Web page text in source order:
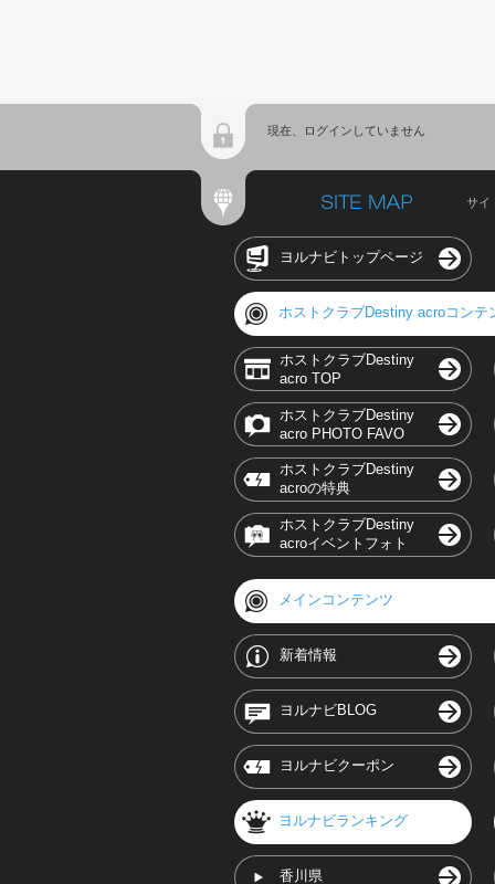
現在、ログインしていません
サイ
ヨルナビトップページ
ホストクラブDestiny acroコンテ
ホストクラブDestiny
acro TOP
ホストクラブDestiny
acro PHOTO FAVO
ホストクラブDestiny
acroの特典
ホストクラブDestiny
acroイベントフォト
メインコンテンツ
新着情報
ヨルナビBLOG
ヨルナビクーポン
ヨルナビランキング
香川県